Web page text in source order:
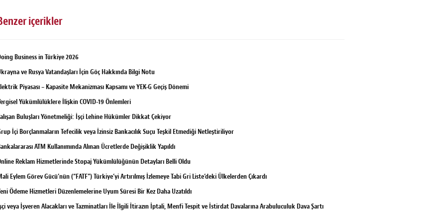
içerikler
Business in Türkiye 2026
ve Rusya Vatandaşları İçin Göç Hakkında Bilgi Notu
Piyasası – Kapasite Mekanizması Kapsamı ve YEK-G Geçiş Dönemi
Yükümlülüklere İlişkin COVID-19 Önlemleri
Buluşları Yönetmeliği: İşçi Lehine Hükümler Dikkat Çekiyor
İçi Borçlanmaların Tefecilik veya İzinsiz Bankacılık Suçu Teşkil Etmediği Netleştiriliyor
ATM Kullanımında Alınan Ücretlerde Değişiklik Yapıldı
Reklam Hizmetlerinde Stopaj Yükümlülüğünün Detayları Belli Oldu
Eylem Görev Gücü’nün (“FATF”) Türkiye’yi Artırılmış İzlemeye Tabi Gri Liste’deki Ülkelerden Çıkardı
Ödeme Hizmetleri Düzenlemelerine Uyum Süresi Bir Kez Daha Uzatıldı
veya İşveren Alacakları ve Tazminatları İle İlgili İtirazın İptali, Menfi Tespit ve İstirdat Davalarına Arabuluculuk Dava Şartı